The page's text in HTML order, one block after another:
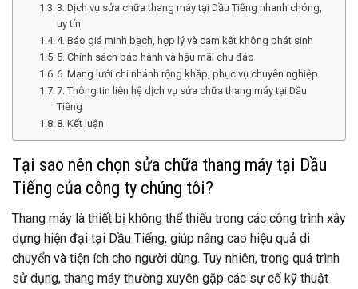
3. Dịch vụ sửa chữa thang máy tại Dầu Tiếng nhanh chóng,
uy tín
4. Báo giá minh bạch, hợp lý và cam kết không phát sinh
5. Chính sách bảo hành và hậu mãi chu đáo
6. Mạng lưới chi nhánh rộng khắp, phục vụ chuyên nghiệp
7. Thông tin liên hệ dịch vụ sửa chữa thang máy tại Dầu
Tiếng
8. Kết luận
Tại sao nên chọn sửa chữa thang máy tại Dầu
Tiếng của công ty chúng tôi?
Thang máy là thiết bị không thể thiếu trong các công trình xây
dựng hiện đại tại Dầu Tiếng, giúp nâng cao hiệu quả di
chuyển và tiện ích cho người dùng. Tuy nhiên, trong quá trình
sử dụng, thang máy thường xuyên gặp các sự cố kỹ thuật